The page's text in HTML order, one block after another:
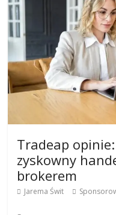
Tradeap
zyskowny
brokerem
Jarema Świt